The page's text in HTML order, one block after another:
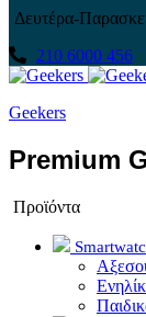
Δευτέρα-
210 6000 456
Geekers
Premium
Προϊόντα